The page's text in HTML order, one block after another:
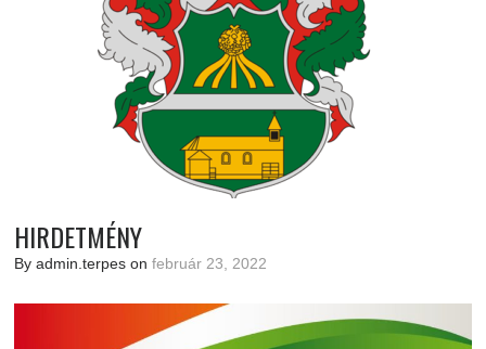
HIRDETMÉNY
By admin.terpes onfebruár 23, 2022